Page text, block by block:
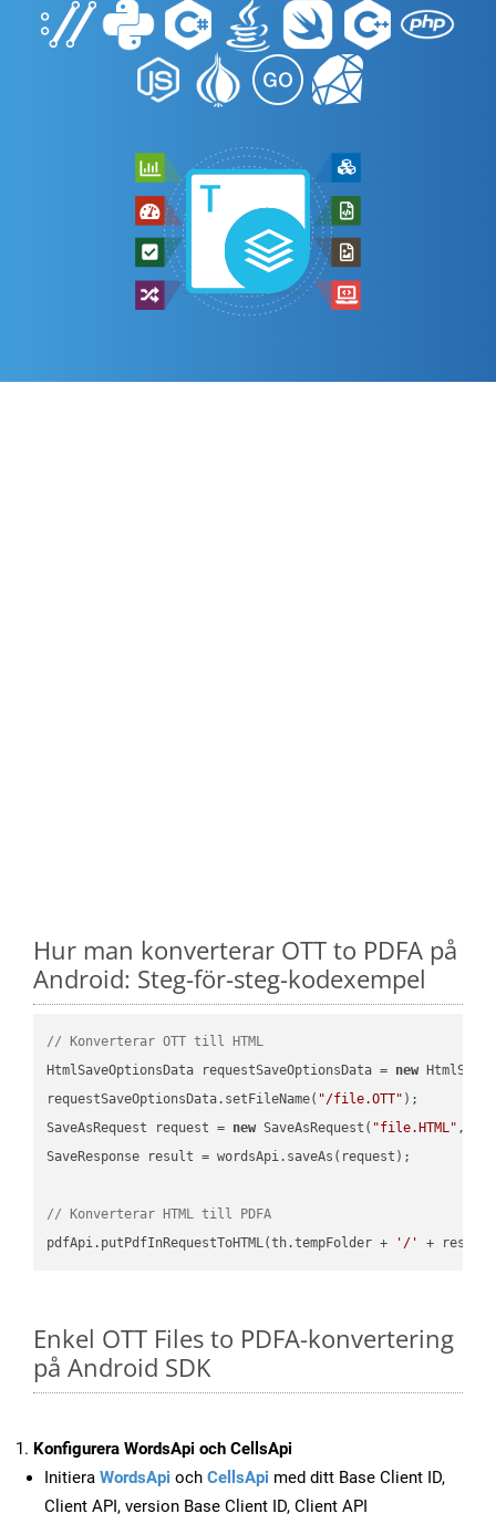
Hur man konverterar OTT to PDFA på
Android: Steg-för-steg-kodexempel
// Konverterar OTT till HTML
HtmlSaveOptionsData requestSaveOptionsData = new
requestSaveOptionsData.setFileName( "/file.OTT" );
SaveAsRequest request = new SaveAsRequest( "file.HTML"
SaveResponse result = wordsApi.saveAs(request);
// Konverterar HTML till PDFA
pdfApi.putPdfInRequestToHTML(th.tempFolder +
'/' +
Enkel OTT Files to PDFA-konvertering
på Android SDK
Konfigurera WordsApi och CellsApi
Initiera WordsApi och CellsApi med ditt Base Client ID,
Client API, version Base Client ID, Client API